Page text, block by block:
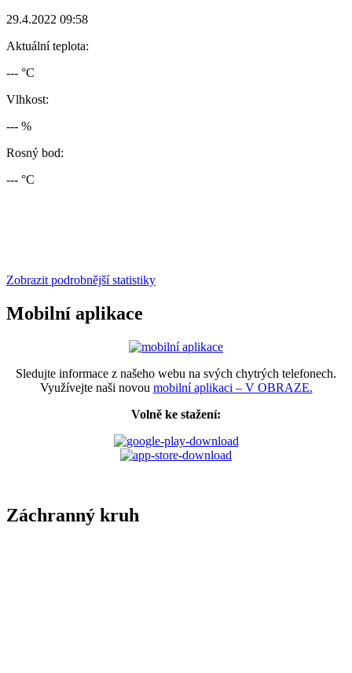
29.4.2022 09:58
Aktuální teplota:
--- °C
Vlhkost:
--- %
Rosný bod:
--- °C
Zobrazit podrobnější statistiky
Mobilní aplikace
Sledujte informace z našeho webu na svých chytrých telefonech.
Využívejte naši novou mobilní aplikaci – V OBRAZE.
Volně ke stažení:
Záchranný kruh